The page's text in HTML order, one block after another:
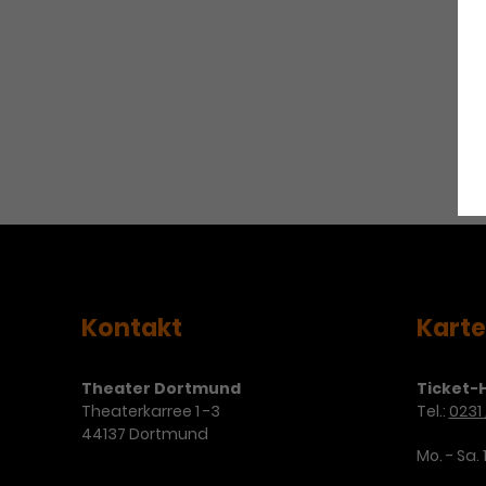
Kontakt
Theater Dortmund
Theaterkarree 1 -3
44137 Dortmund
Ticket-
Tel.:
Mo. - Sa.